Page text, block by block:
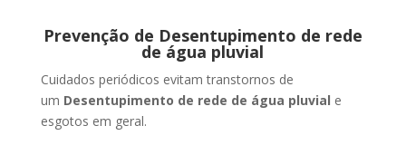
Prevenção de Desentupimento de rede
de água pluvial
Cuidados periódicos evitam transtornos de
um Desentupimento de rede de água pluvial e
esgotos em geral.